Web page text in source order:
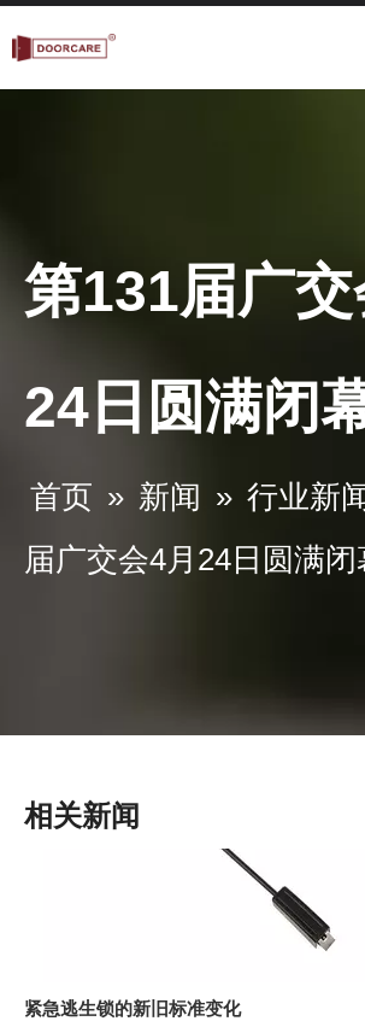
第131届广交
24日圆满闭
首页 » 新闻 » 行业新
届广交会4月24日圆满闭
相关新闻
第131届广交会4月24日圆满闭幕
紧急逃生锁的新旧标准变化